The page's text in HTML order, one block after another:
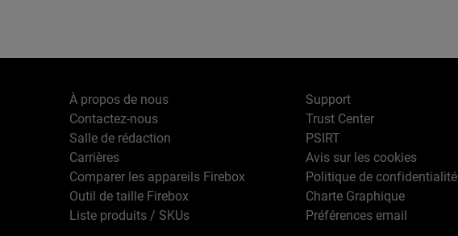
À propos de nous
Contactez-nous
Salle de rédaction
Carrières
Comparer les appareils Firebox
Outil de taille Firebox
Liste produits / SKUs
Support
Trust Center
PSIRT
Avis sur les cookies
Politique de confidentialité
Charte Graphique
Préférences email